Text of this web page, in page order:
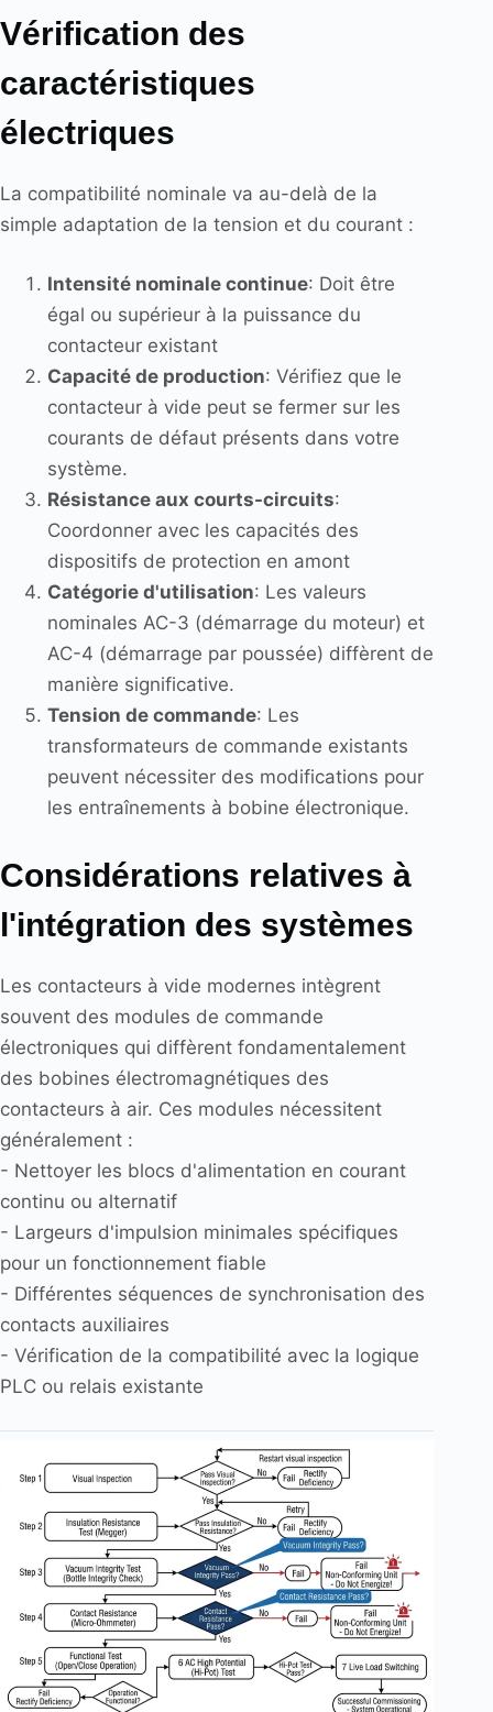
Vérification des
caractéristiques
électriques
La compatibilité nominale va au-delà de la
simple adaptation de la tension et du courant :
Intensité nominale continue: Doit être
égal ou supérieur à la puissance du
contacteur existant
Capacité de production: Vérifiez que le
contacteur à vide peut se fermer sur les
courants de défaut présents dans votre
système.
Résistance aux courts-circuits:
Coordonner avec les capacités des
dispositifs de protection en amont
Catégorie d'utilisation: Les valeurs
nominales AC-3 (démarrage du moteur) et
AC-4 (démarrage par poussée) diffèrent de
manière significative.
Tension de commande: Les
transformateurs de commande existants
peuvent nécessiter des modifications pour
les entraînements à bobine électronique.
Considérations relatives à
l'intégration des systèmes
Les contacteurs à vide modernes intègrent
souvent des modules de commande
électroniques qui diffèrent fondamentalement
des bobines électromagnétiques des
contacteurs à air. Ces modules nécessitent
généralement :
- Nettoyer les blocs d'alimentation en courant
continu ou alternatif
- Largeurs d'impulsion minimales spécifiques
pour un fonctionnement fiable
- Différentes séquences de synchronisation des
contacts auxiliaires
- Vérification de la compatibilité avec la logique
PLC ou relais existante